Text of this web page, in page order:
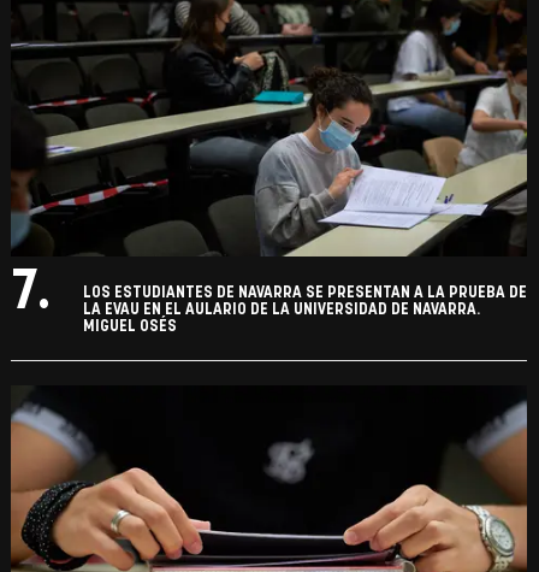
7.
LOS ESTUDIANTES DE NAVARRA SE PRESENTAN A LA PRUEBA DE
LA EVAU EN EL AULARIO DE LA UNIVERSIDAD DE NAVARRA.
MIGUEL OSÉS